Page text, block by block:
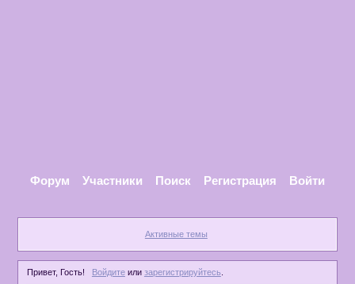
Форум Участники Поиск Регистрация Войти
Активные темы
Привет, Гость! Войдитеили зарегистрируйтесь.